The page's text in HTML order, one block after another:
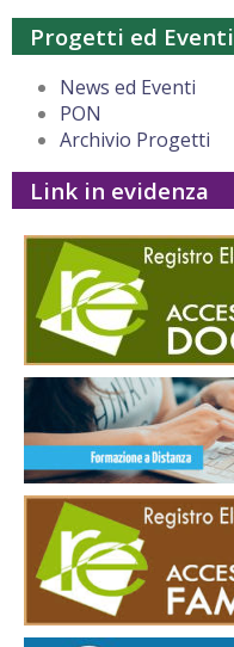
Progetti ed Eventi
News ed Eventi
PON
Archivio Progetti
Link in evidenza